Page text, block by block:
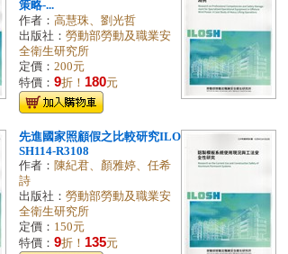
策略-...
作者： 高慧珠、劉光哲
出版社： 勞動部勞動及職業安
全衛生研究所
定價： 200元
特價： 9折！ 180元
先進國家照顧假之比較研究ILO
SH114-R3108
作者： 陳紀君、顏雅婷、任希
詩
出版社： 勞動部勞動及職業安
全衛生研究所
定價： 150元
特價： 9折！ 135元